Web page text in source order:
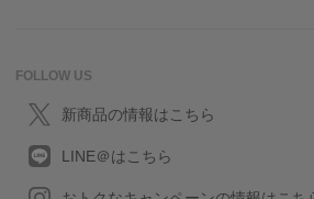
FOLLOW US
新商品の情報はこちら
LINE＠はこちら